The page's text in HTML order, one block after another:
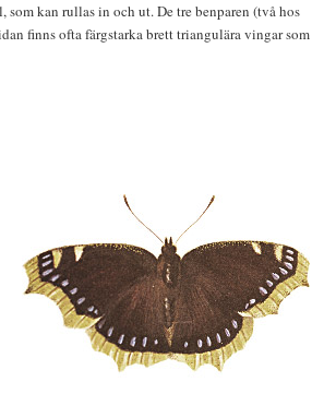
som kan rullas in och ut. De tre benparen (två hos
finns ofta färgstarka brett triangulära vingar som